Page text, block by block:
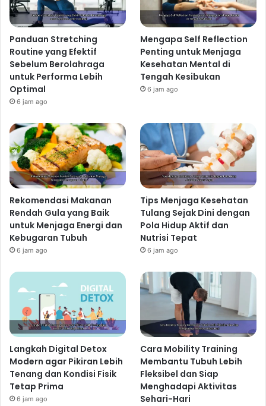
Panduan Stretching
Routine yang Efektif
Sebelum Berolahraga
untuk Performa Lebih
Optimal
6 jam ago
Mengapa Self Reflection
Penting untuk Menjaga
Kesehatan Mental di
Tengah Kesibukan
6 jam ago
Rekomendasi Makanan
Rendah Gula yang Baik
untuk Menjaga Energi dan
Kebugaran Tubuh
6 jam ago
Tips Menjaga Kesehatan
Tulang Sejak Dini dengan
Pola Hidup Aktif dan
Nutrisi Tepat
6 jam ago
Langkah Digital Detox
Modern agar Pikiran Lebih
Tenang dan Kondisi Fisik
Tetap Prima
6 jam ago
Cara Mobility Training
Membantu Tubuh Lebih
Fleksibel dan Siap
Menghadapi Aktivitas
Sehari-Hari